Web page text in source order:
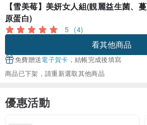
【雪美莓】美妍女人組(靚麗益生菌、
原蛋白)
5 (4)
看其他商品
免費贈送電子賀卡 ，結帳完成後填寫
商品已下架，請重新選取其他商品
優惠活動